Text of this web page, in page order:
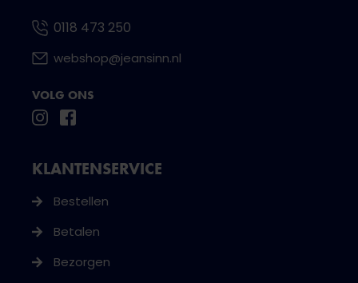
0118 473 250
webshop@jeansinn.nl
VOLG ONS
KLANTENSERVICE
Bestellen
Betalen
Bezorgen